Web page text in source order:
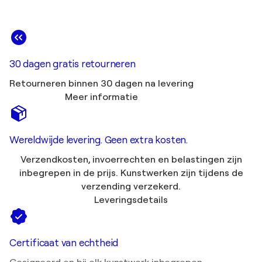
30 dagen gratis retourneren
Retourneren binnen 30 dagen na levering
Meer informatie
Wereldwijde levering. Geen extra kosten.
Verzendkosten, invoerrechten en belastingen zijn
inbegrepen in de prijs. Kunstwerken zijn tijdens de
verzending verzekerd.
Leveringsdetails
Certificaat van echtheid